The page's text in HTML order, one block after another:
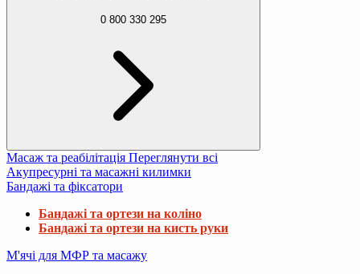
0 800 330 295
Масаж та реабілітація Переглянути всі
Акупресурні та масажні килимки
Бандажі та фіксатори
Бандажі та ортези на коліно
Бандажі та ортези на кисть руки
М'ячі для МФР та масажу